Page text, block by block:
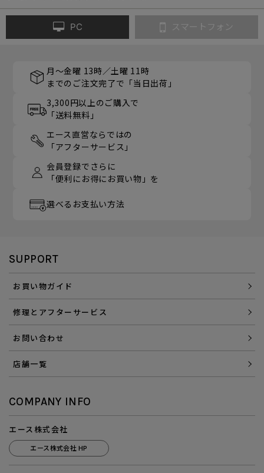
PC スマートフォン
月～金曜 13時／土曜 11時
までのご注文完了で「当日出荷」
3,300円以上のご購入で
「送料無料」
エース直営ならではの
「アフターサービス」
会員登録でさらに
「便利にお得にお買い物」を
選べるお支払い方法
SUPPORT
お買い物ガイド
修理とアフターサービス
お問い合わせ
店舗一覧
COMPANY INFO
エース株式会社
エース株式会社 HP